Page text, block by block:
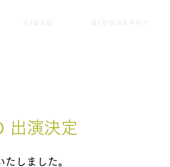
出演決定
しました。